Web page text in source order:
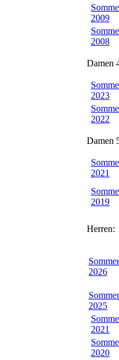
2009
2008
Damen
2023
2022
Damen
2021
2019
Herren:
Sommer
2026
Sommer
2025
2021
2020